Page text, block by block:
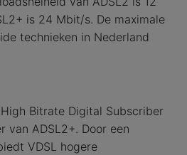
is 24 Mbit/s. De maximale
technieken in Nederland
Bitrate Digital Subscriber
van ADSL2+. Door een
VDSL hogere